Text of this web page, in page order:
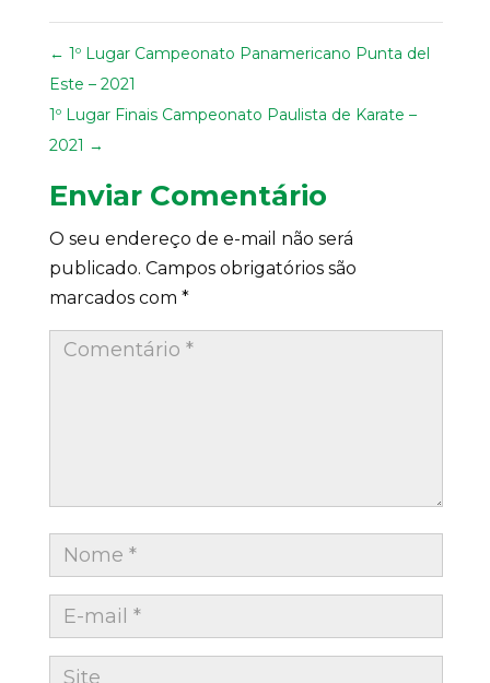
← 1º Lugar Campeonato Panamericano Punta del
Este – 2021
1º Lugar Finais Campeonato Paulista de Karate –
2021 →
Enviar Comentário
O seu endereço de e-mail não será
publicado. Campos obrigatórios são
marcados com *